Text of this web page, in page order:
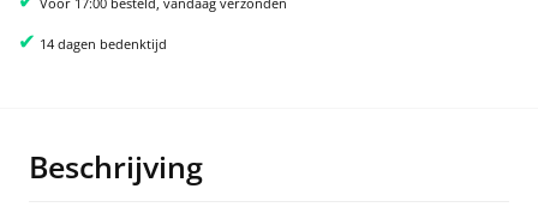
✔ 14 dagen bedenktijd
Beschrijving